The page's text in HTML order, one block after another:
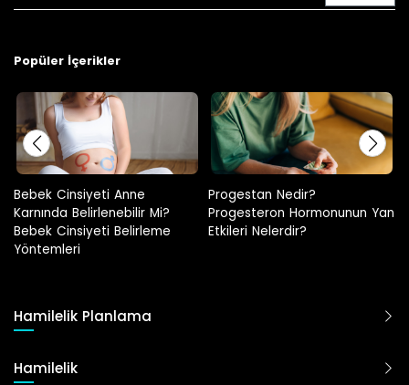
Popüler İçerikler
Progestan Nedir?
Progesteron Hormonunun Yan
Etkileri Nelerdir?
Hamilelikte Adet Görülür Mü?
Hamilelik Planlama
Hamilelik